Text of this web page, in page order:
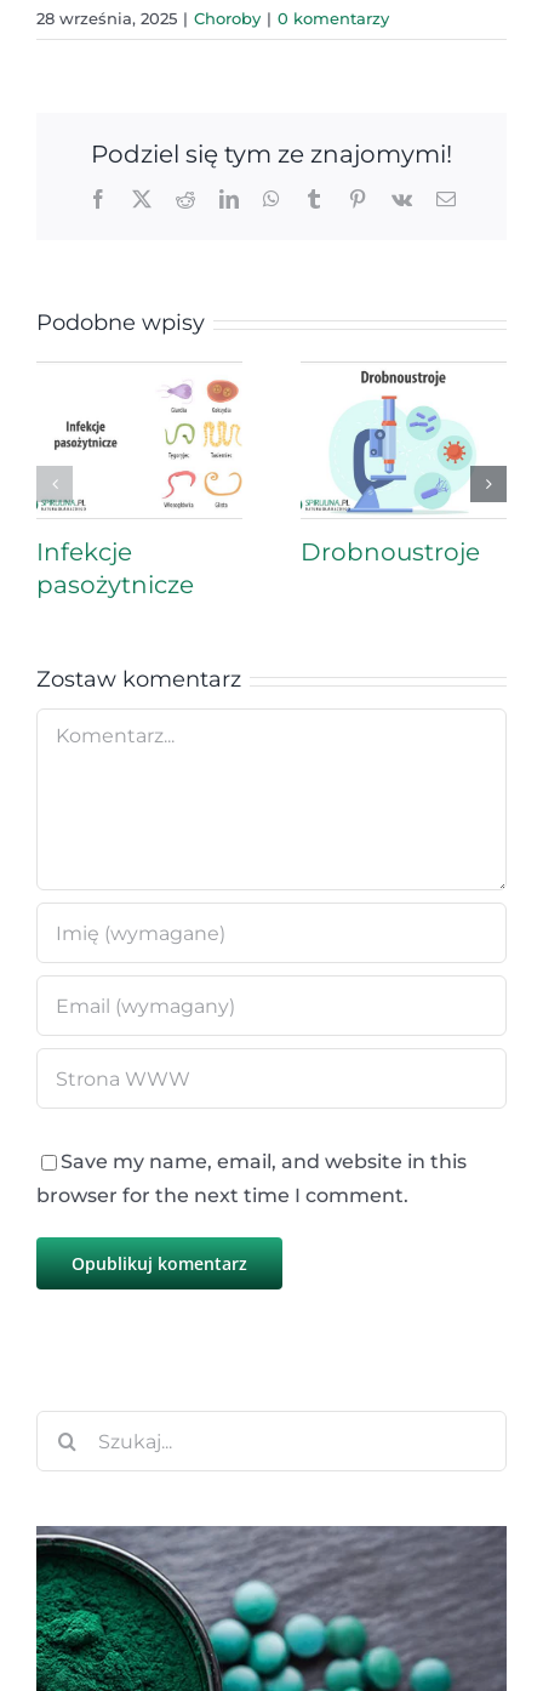
28 września, 2025 | Choroby | 0 komentarzy
Podziel się tym ze znajomymi!
Facebook
X RedditLinkedInWhatsApp
TumblrPinterest
Vk Email
Podobne wpisy
Infekcje
pasożytnicze
Drobnoustroje
Zostaw komentarz
Comment
Save my name, email, and website in this
browser for the next time I comment.